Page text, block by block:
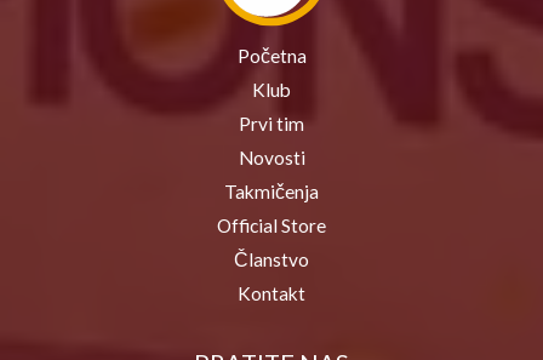
Početna
Klub
Prvi tim
Novosti
Takmičenja
Official Store
Članstvo
Kontakt